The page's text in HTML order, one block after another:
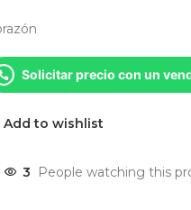
Solicitar precio con un
Add to wishlist
3 People watching this